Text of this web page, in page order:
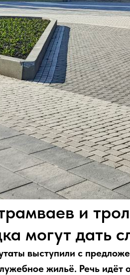
и
могут дать
выступили с
жильё. Речь идёт